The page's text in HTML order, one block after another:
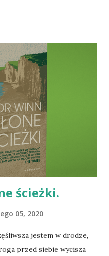
ścieżki.
05, 2020
jestem w drodze,
przed siebie wycisza